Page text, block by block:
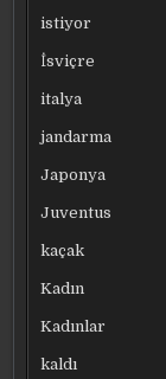
istiyor
İsviçre
italya
jandarma
Japonya
Juventus
kaçak
Kadın
Kadınlar
kaldı